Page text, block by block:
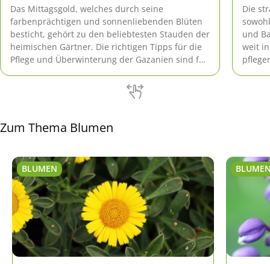
Das Mittagsgold, welches durch seine
farbenprächtigen und sonnenliebenden Blüten
besticht, gehört zu den beliebtesten Stauden der
heimischen Gärtner. Die richtigen Tipps für die
Pflege und Überwinterung der Gazanien sind für
Die
und
weit
Zum Thema Blumen
BLUMEN